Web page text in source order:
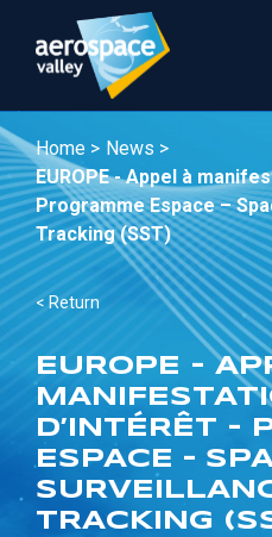
main
Home > News >
EUROPE - Appel à
Programme Espace –
Tracking (SST)
< Return
EUROPE -
D’INTÉRÊT -
ESPACE –
TRACKING